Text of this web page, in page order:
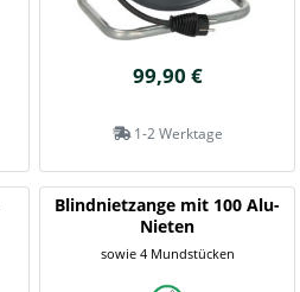
99,90 €
1-2 Werktage
Blindnietzange mit 100 Alu-
Nieten
sowie 4 Mundstücken